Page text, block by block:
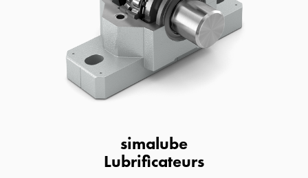
simalube
Lubrificateurs